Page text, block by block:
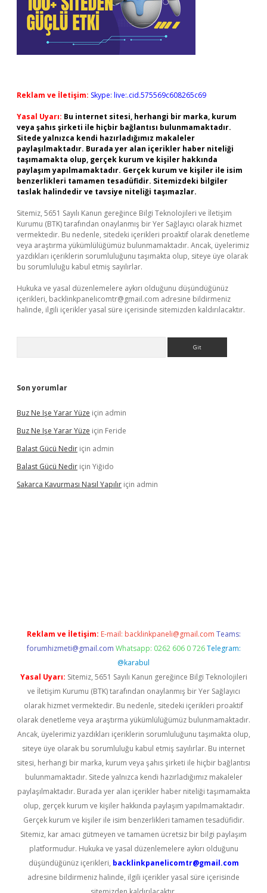
Reklam ve İletişim: Skype: live:.cid.575569c608265c69
Yasal Uyarı: Bu internet sitesi, herhangi bir marka, kurum
veya şahıs şirketi ile hiçbir bağlantısı bulunmamaktadır.
Sitede yalnızca kendi hazırladığımız makaleler
paylaşılmaktadır. Burada yer alan içerikler haber niteliği
taşımamakta olup, gerçek kurum ve kişiler hakkında
paylaşım yapılmamaktadır. Gerçek kurum ve kişiler ile isim
benzerlikleri tamamen tesadüfidir. Sitemizdeki bilgiler
taslak halindedir ve tavsiye niteliği taşımazlar.
Sitemiz, 5651 Sayılı Kanun gereğince Bilgi Teknolojileri ve İletişim
Kurumu (BTK) tarafından onaylanmış bir Yer Sağlayıcı olarak hizmet
vermektedir. Bu nedenle, sitedeki içerikleri proaktif olarak denetleme
veya araştırma yükümlülüğümüz bulunmamaktadır. Ancak, üyelerimiz
yazdıkları içeriklerin sorumluluğunu taşımakta olup, siteye üye olarak
bu sorumluluğu kabul etmiş sayılırlar.
Hukuka ve yasal düzenlemelere aykırı olduğunu düşündüğünüz
içerikleri, backlinkpanelicomtr@gmail.com adresine bildirmeniz
halinde, ilgili içerikler yasal süre içerisinde sitemizden kaldırılacaktır.
Son yorumlar
Buz Ne Işe Yarar Yüze için admin
Buz Ne Işe Yarar Yüze için Feride
Balast Gücü Nedir için admin
Balast Gücü Nedir için Yiğido
Sakarca Kavurması Nasıl Yapılır için admin
Reklam ve İletişim: E-mail: backlinkpaneli@gmail.com Teams:
forumhizmeti@gmail.com Whatsapp: 0262 606 0 726 Telegram:
@karabul
Yasal Uyarı: Sitemiz, 5651 Sayılı Kanun gereğince Bilgi Teknolojileri
ve İletişim Kurumu (BTK) tarafından onaylanmış bir Yer Sağlayıcı
olarak hizmet vermektedir. Bu nedenle, sitedeki içerikleri proaktif
olarak denetleme veya araştırma yükümlülüğümüz bulunmamaktadır.
Ancak, üyelerimiz yazdıkları içeriklerin sorumluluğunu taşımakta olup,
siteye üye olarak bu sorumluluğu kabul etmiş sayılırlar. Bu internet
sitesi, herhangi bir marka, kurum veya şahıs şirketi ile hiçbir bağlantısı
bulunmamaktadır. Sitede yalnızca kendi hazırladığımız makaleler
paylaşılmaktadır. Burada yer alan içerikler haber niteliği taşımamakta
olup, gerçek kurum ve kişiler hakkında paylaşım yapılmamaktadır.
Gerçek kurum ve kişiler ile isim benzerlikleri tamamen tesadüfidir.
Sitemiz, kar amacı gütmeyen ve tamamen ücretsiz bir bilgi paylaşım
platformudur. Hukuka ve yasal düzenlemelere aykırı olduğunu
düşündüğünüz içerikleri, backlinkpanelicomtr@gmail.com
adresine bildirmeniz halinde, ilgili içerikler yasal süre içerisinde